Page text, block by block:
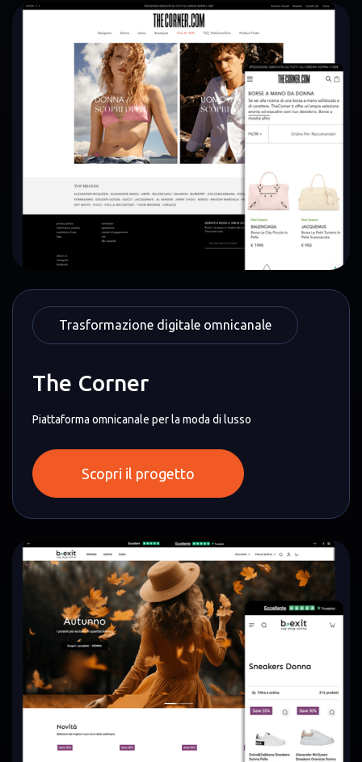
Trasformazione digitale omnicanale
The Corner
Piattaforma omnicanale per la moda di lusso
Scopri il progetto